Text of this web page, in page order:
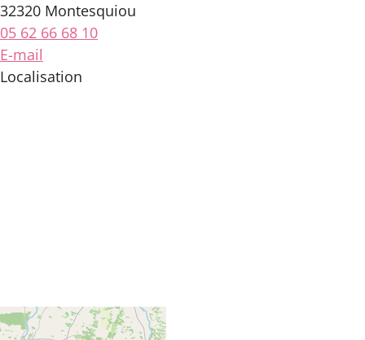
32320 Montesquiou
05 62 66 68 10
E-mail
Localisation